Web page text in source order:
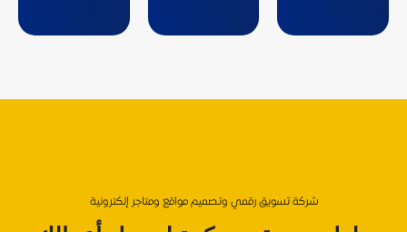
شركة تسويق رقمي وتصميم مواقع ومتاجر إلكترونية